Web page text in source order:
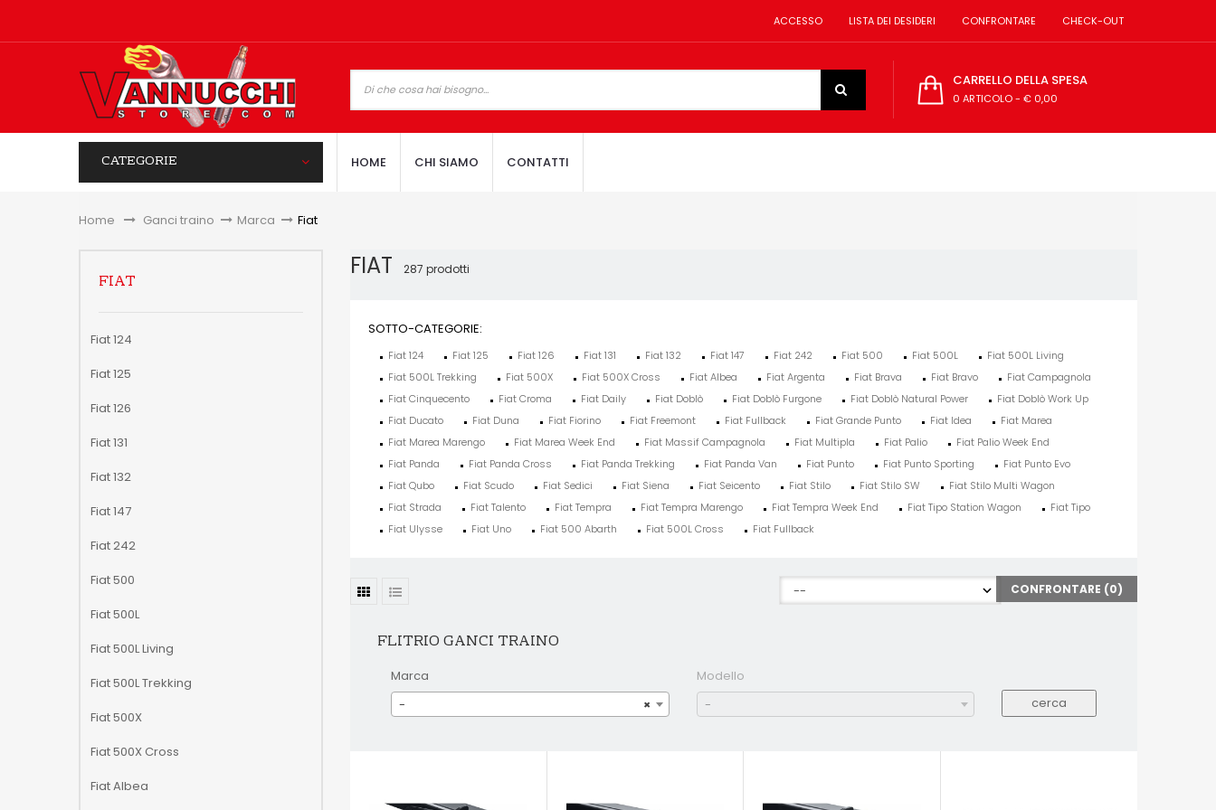
ACCESSO LISTA DEI DESIDERI CONFRONTARE CHECK-OUT
CARRELLO DELLA SPESA
0 ARTICOLO- € 0,00
CATEGORIE HOME CHI SIAMO CONTATTI
Home &gt;Ganci traino > Marca > Fiat
FIAT
Fiat 124
Fiat 125
Fiat 126
Fiat 131
Fiat 132
Fiat 147
Fiat 242
Fiat 500
Fiat 500L
Fiat 500L Living
Fiat 500L Trekking
Fiat 500X
Fiat 500X Cross
Fiat Albea
FIAT 287 prodotti
SOTTO-CATEGORIE:
Fiat 124 Fiat 125 Fiat 126 Fiat 131 Fiat 132 Fiat 147 Fiat 242 Fiat 500 Fiat 500L
Fiat 500L Living
Fiat 500L Trekking
Fiat 500X Fiat 500X Cross Fiat Albea Fiat Argenta Fiat Brava Fiat Bravo
Fiat Campagnola
Fiat Cinquecento
Fiat Croma Fiat Daily Fiat Doblò Fiat Doblò Furgone Fiat Doblò Natural Power
Fiat Doblò Work Up
Fiat Ducato
Fiat Duna Fiat Fiorino Fiat Freemont Fiat Fullback Fiat Grande Punto Fiat Idea
Fiat Marea
Fiat Marea Marengo
Fiat Marea Week End Fiat Massif Campagnola Fiat Multipla Fiat Palio
Fiat Palio Week End
Fiat Panda
Fiat Panda Cross Fiat Panda Trekking Fiat Panda Van Fiat Punto Fiat Punto Sporting
Fiat Punto Evo
Fiat Qubo
Fiat Scudo Fiat Sedici Fiat Siena Fiat Seicento Fiat Stilo Fiat Stilo SW
Fiat Stilo Multi Wagon
Fiat Strada
Fiat Talento Fiat Tempra Fiat Tempra Marengo Fiat Tempra Week End Fiat Tipo Station Wagon
Fiat Tipo
Fiat Ulysse
Fiat Uno Fiat 500 Abarth Fiat 500L Cross Fiat Fullback
CONFRONTARE (0)
FLITRIO GANCI TRAINO
Marca
×
-
Modello
-